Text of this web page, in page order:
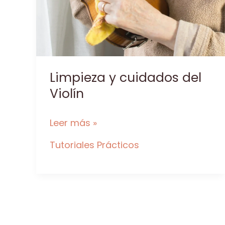
Limpieza y cuidados del
Violín
Limpieza
cuidados
Leer más »
Tutoriales Prácticos